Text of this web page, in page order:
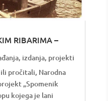
RIBARIMA –
, izdanja, projekti
ili pročitali, Narodna
„Spomenik
kojega je lani